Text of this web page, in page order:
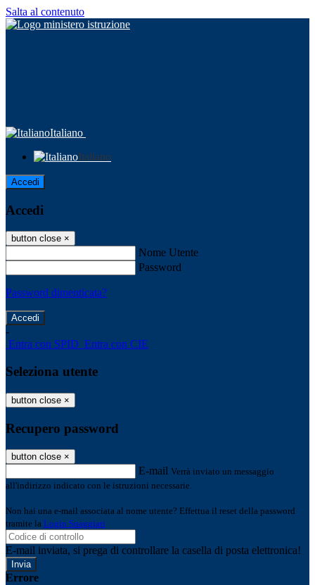
Salta al contenuto
Italiano
Italiano
Accedi
Accedi
button close ×
Nome Utente
Password
Password dimenticata?
-
Entra con SPID Entra con CIE
Seleziona utente
button close ×
Recupero password
button close ×
E-mail Verrà inviato un messaggio
all'indirizzo indicato con le istruzioni necessarie.
Non hai una e-mail associata al nome utente? Effettua il reset della password
tramite la Login Spaggiari
E-mail inviata, si prega di controllare la casella di posta elettronica!
Errore